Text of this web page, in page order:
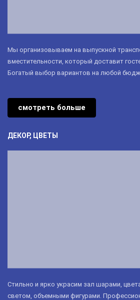
Мы организовываем на выпускной
вместительности, который доставит
Богатый выбор вариантов на любой
смотреть больше
ДЕКОР, ЦВЕТЫ
Стильно и ярко украсим зал шарами,
светом, объемными фигурами.